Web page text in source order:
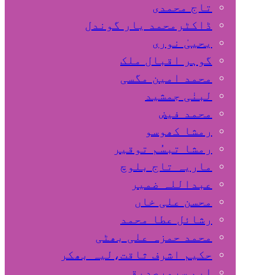
تاج محمدی
ڈاکٹرمحمد یار گوندل
گوہر اقبال ملک
محمد امین مگسی
لبنٰی جمشید
محمد فیض
رمشا کھوسو
رمشا تبسُم توقیر
ماریہ تاج بلوچ
عبداللہ ضمیر
محسن علی خاں
رشائل عطا محمد
محمد حمزہ علی بھٹی
حکیم اشرف ثاقت،لیہ بھکر
ایم سرورصدیقی